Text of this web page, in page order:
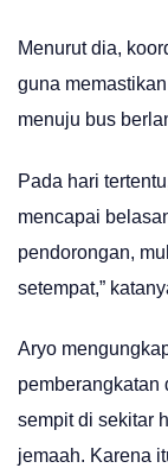
Menurut dia,
guna
menuju bus
Pada hari
mencapai
pendorongan,
setempat,”
Aryo
pemberangkatan
sempit di sekitar
jemaah. Karena